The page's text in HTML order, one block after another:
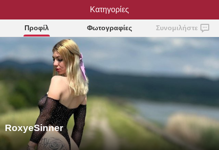
RoxyeSinner
Προφίλ Φωτογραφίες Συνομιλήστε
RoxyeSinner
Κατηγορίες